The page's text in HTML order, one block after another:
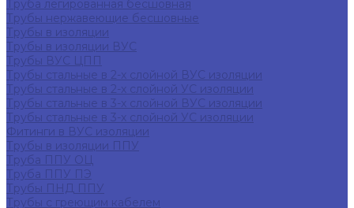
Труба легированная бесшовная
Трубы нержавеющие бесшовные
Трубы в изоляции
Трубы в изоляции ВУС
Трубы ВУС ЦПП
Трубы стальные в 2-х слойной ВУС изоляции
Трубы стальные в 2-х слойной УС изоляции
Трубы стальные в 3-х слойной ВУС изоляции
Трубы стальные в 3-х слойной УС изоляции
Фитинги в ВУС изоляции
Трубы в изоляции ППУ
Труба ППУ ОЦ
Труба ППУ ПЭ
Трубы ПНД ППУ
Трубы с греющим кабелем